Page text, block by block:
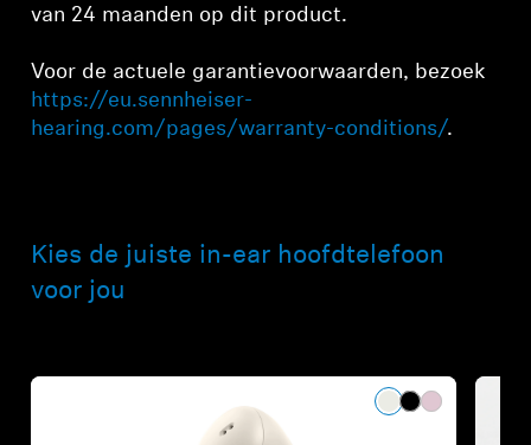
van 24 maanden op dit product.
Voor de actuele garantievoorwaarden, bezoek
https://eu.sennheiser-
hearing.com/pages/warranty-conditions/.
Kies de juiste in-ear hoofdtelefoon
voor jou